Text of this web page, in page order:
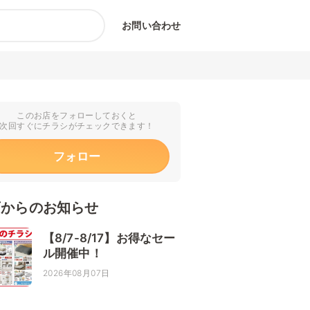
お問い合わせ
このお店をフォローしておくと
次回すぐにチラシがチェックできます！
フォロー
らのお知らせ
【8/7-8/17】お得なセー
ル開催中！
2026年08月07日